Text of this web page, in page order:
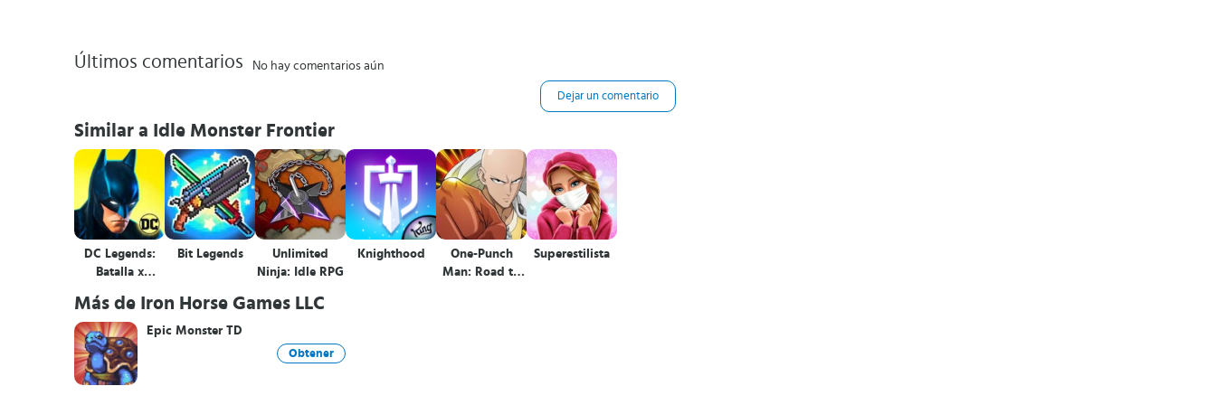
Últimos comentarios No hay comentarios aún
Dejar un comentario
Similar a Idle Monster Frontier
DC Legends:
Batalla x
Bit Legends
Unlimited
Ninja: Idle RPG
Knighthood
One-Punch
Man: Road to
Superestilista
Más de Iron Horse Games LLC
Epic Monster TD
Obtener